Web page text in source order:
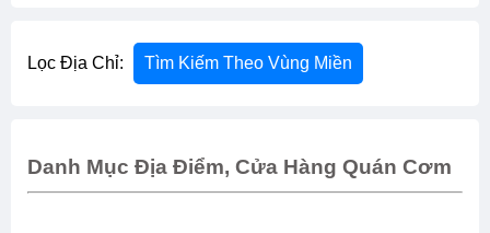
Lọc Địa Chỉ: Tìm Kiếm Theo Vùng Miền
Danh Mục Địa Điểm, Cửa Hàng Quán Cơm